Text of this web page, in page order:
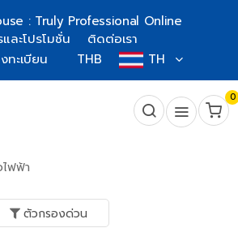
: Truly Professional Online
และโปรโมชั่น
ติดต่อเรา
ทะเบียน
THB TH
0
ไฟฟ้า
ตัวกรองด่วน